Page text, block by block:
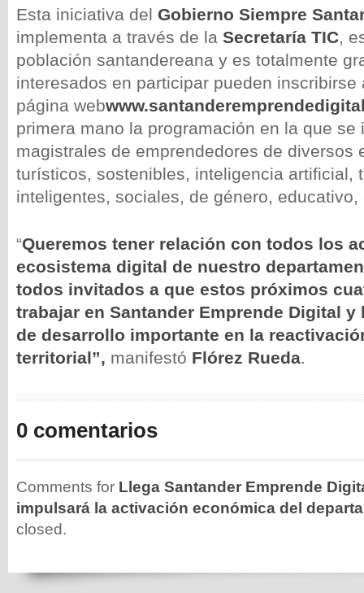
Esta iniciativa del Gobierno Siempre
implementa a través de la Secretaría TIC,
población santandereana y es totalmente
interesados en participar pueden inscribirse
página web
primera mano la programación en la que se
magistrales de emprendedores de diversos
turísticos, sostenibles, inteligencia artificial,
inteligentes, sociales, de género, educativo,
“Queremos tener relación con todos los
ecosistema digital de nuestro
todos invitados a que estos próximos
trabajar en Santander Emprende Digital y
de desarrollo importante en la
territorial”, manifestó Flórez Rueda.
0 comentarios
Comments for Llega Santander Emprende
impulsará la activación económica del
closed.